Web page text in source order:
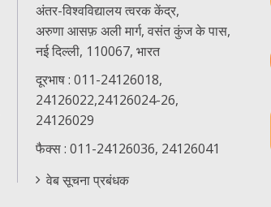
अंतर-विश्वविद्यालय त्वरक केंद्र,
अरुणा आसफ़ अली मार्ग, वसंत कुंज के पास,
नई दिल्ली, 110067, भारत
दूरभाष : 011-24126018,
24126022,24126024-26,
24126029
फैक्स : 011-24126036, 24126041
वेब सूचना प्रबंधक